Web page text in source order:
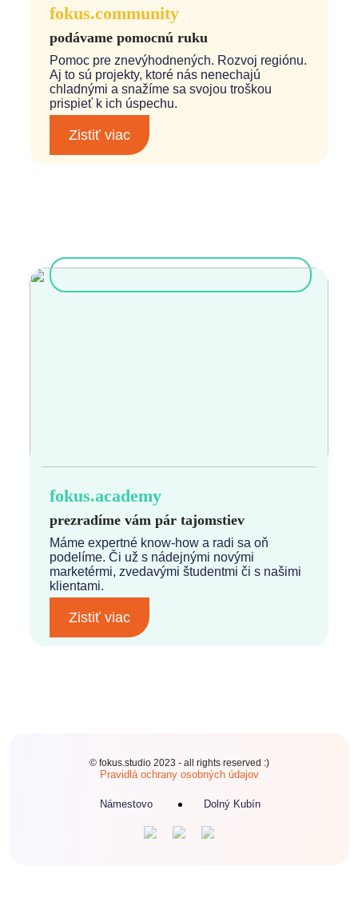
fokus.community
podávame pomocnú ruku
Pomoc pre znevýhodnených. Rozvoj regiónu.
Aj to sú projekty, ktoré nás nenechajú
chladnými a snažíme sa svojou troškou
prispieť k ich úspechu.
Zistiť viac
fokus.academy
prezradíme vám pár tajomstiev
Máme expertné know-how a radi sa oň
podelíme. Či už s nádejnými novými
marketérmi, zvedavými študentmi či s našimi
klientami.
Zistiť viac
© fokus.studio 2023 - all rights reserved :)
Pravidlá ochrany osobných údajov
Námestovo Dolný Kubín